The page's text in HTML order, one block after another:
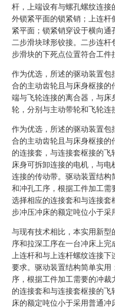
杆，上端设有与螺孔螺纹连
外锁紧平面的锁紧销；上连杆
紧平面；锁紧销穿设于横向
二步滑块球形铰接。二步连
步滑块的下死点位置符合工件
作为优选，所述的驱动装置
合的主动齿轮且与床身枢接的
端与飞轮连接的离合器，与
轮，分别与主动带轮和飞轮连
作为优选，所述的驱动装置
合的主动齿轮且与床身枢接
的连接套，与连接套枢接的
床身可拆卸连接的电机，与
连接的传动带。驱动装置结
和冲孔工序，根据工件加工需
选择相应的连接套和与连接套
步冲压冲床的额定吨位小于采
与现有技术相比，本实用新
序和拉深工序在一台冲床上
上连杆和与上连杆螺纹连接
要求。驱动装置结构简单实
序，根据工件加工需要的冲
的连接套和与连接套枢接的
床的额定吨位小于采用普通冲